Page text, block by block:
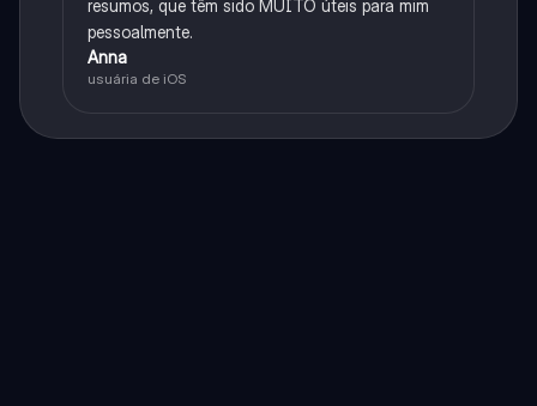
resumos, que têm sido MUITO úteis para mim
pessoalmente.
Anna
usuária de iOS